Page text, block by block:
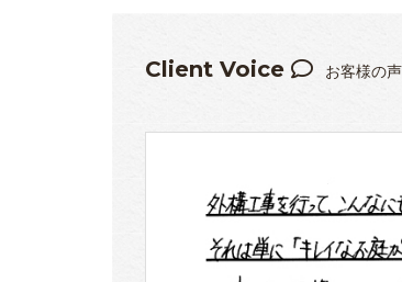
Client Voice お客様の声